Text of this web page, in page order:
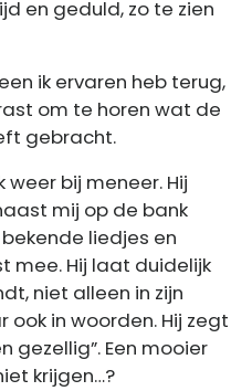
en geduld, zo te zien
ik ervaren heb terug,
om te horen wat de
gebracht.
weer bij meneer. Hij
mij op de bank
liedjes en
mee. Hij laat duidelijk
niet alleen in zijn
in woorden. Hij zegt
gezellig”. Een mooier
krijgen…?